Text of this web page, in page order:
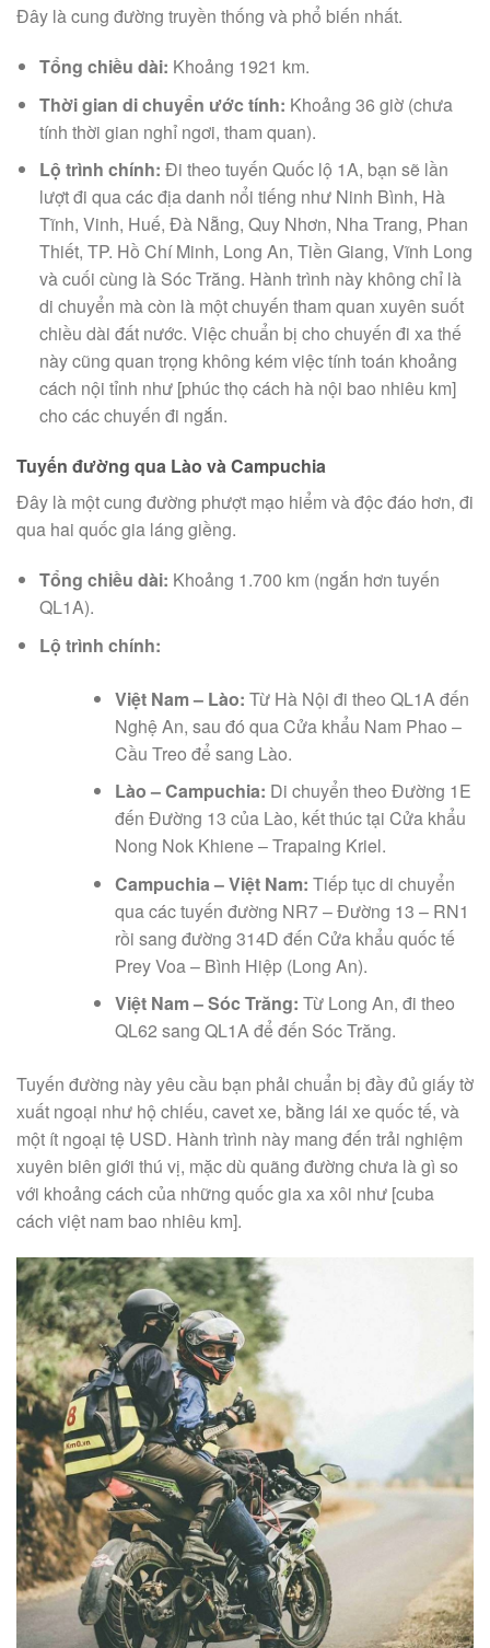
Đây là cung đường truyền thống và phổ biến nhất.
Tổng chiều dài: Khoảng 1921 km.
Thời gian di chuyển ước tính: Khoảng 36 giờ (chưa
tính thời gian nghỉ ngơi, tham quan).
Lộ trình chính: Đi theo tuyến Quốc lộ 1A, bạn sẽ lần
lượt đi qua các địa danh nổi tiếng như Ninh Bình, Hà
Tĩnh, Vinh, Huế, Đà Nẵng, Quy Nhơn, Nha Trang, Phan
Thiết, TP. Hồ Chí Minh, Long An, Tiền Giang, Vĩnh Long
và cuối cùng là Sóc Trăng. Hành trình này không chỉ là
di chuyển mà còn là một chuyến tham quan xuyên suốt
chiều dài đất nước. Việc chuẩn bị cho chuyến đi xa thế
này cũng quan trọng không kém việc tính toán khoảng
cách nội tỉnh như [phúc thọ cách hà nội bao nhiêu km]
cho các chuyến đi ngắn.
Tuyến đường qua Lào và Campuchia
Đây là một cung đường phượt mạo hiểm và độc đáo hơn, đi
qua hai quốc gia láng giềng.
Tổng chiều dài: Khoảng 1.700 km (ngắn hơn tuyến
QL1A).
Lộ trình chính:
Việt Nam – Lào: Từ Hà Nội đi theo QL1A đến
Nghệ An, sau đó qua Cửa khẩu Nam Phao –
Cầu Treo để sang Lào.
Lào – Campuchia: Di chuyển theo Đường 1E
đến Đường 13 của Lào, kết thúc tại Cửa khẩu
Nong Nok Khiene – Trapaing Kriel.
Campuchia – Việt Nam: Tiếp tục di chuyển
qua các tuyến đường NR7 – Đường 13 – RN1
rồi sang đường 314D đến Cửa khẩu quốc tế
Prey Voa – Bình Hiệp (Long An).
Việt Nam – Sóc Trăng: Từ Long An, đi theo
QL62 sang QL1A để đến Sóc Trăng.
Tuyến đường này yêu cầu bạn phải chuẩn bị đầy đủ giấy tờ
xuất ngoại như hộ chiếu, cavet xe, bằng lái xe quốc tế, và
một ít ngoại tệ USD. Hành trình này mang đến trải nghiệm
xuyên biên giới thú vị, mặc dù quãng đường chưa là gì so
với khoảng cách của những quốc gia xa xôi như [cuba
cách việt nam bao nhiêu km].